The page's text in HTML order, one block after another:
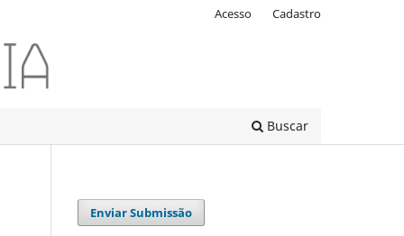
Buscar
Acesso Cadastro
Enviar Submissão